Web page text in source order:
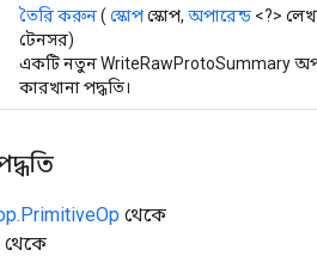
তৈরি করুন( স্কোপস্কোপ, অপারেন্ড <?>
টেনসর)
একটি নতুন WriteRawProtoSummary
কারখানা পদ্ধতি।
থেকে
থেকে